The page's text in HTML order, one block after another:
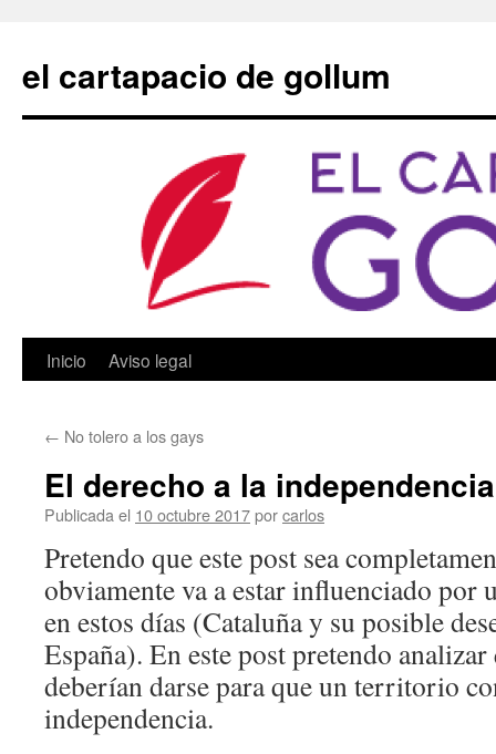
contenido
el cartapacio de gollum
Inicio Aviso legal
← No tolero a los gays
El derecho a la independencia
Publicada el 10 octubre 2017porcarlos
Pretendo que este post sea
obviamente va a estar influenciado por
en estos días (Cataluña y su posible
España). En este post pretendo
deberían darse para que un territorio
independencia.